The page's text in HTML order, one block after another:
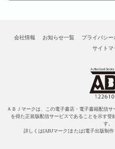
会社情報 お知らせ一覧 プライバシー
サイトマ
ＡＢＪマークは、この電子書店・電子書籍配信
を得た正規版配信サービスであることを示す
す。
詳しくは[ABJマーク]または[電子出版制